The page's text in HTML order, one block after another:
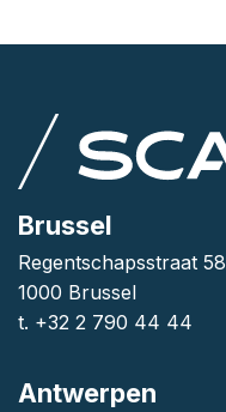
Brussel
Regentschapsstraat
1000 Brussel
t. +32 2 790 44 44
Antwerpen